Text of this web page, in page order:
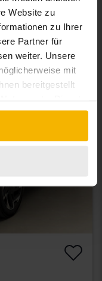
Website zu
zu Ihrer
Partner für
weiter. Unsere
mit
bereitgestellt
20 000 SEK
170 SEK/Monat
60 Gebote